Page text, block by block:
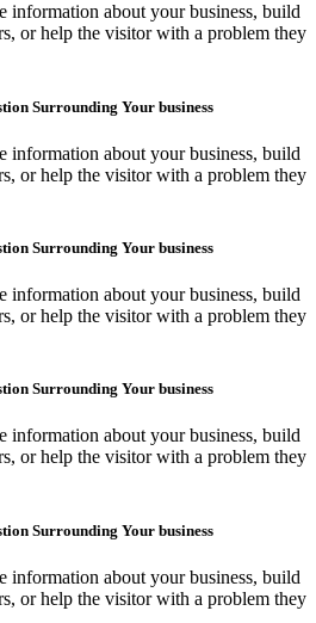
information about your business, build
or help the visitor with a problem they
Surrounding Your business
information about your business, build
or help the visitor with a problem they
Surrounding Your business
information about your business, build
or help the visitor with a problem they
Surrounding Your business
information about your business, build
or help the visitor with a problem they
Surrounding Your business
information about your business, build
or help the visitor with a problem they